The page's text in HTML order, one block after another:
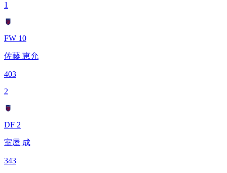
1
FW 10
佐藤 恵允
403
2
DF 2
室屋 成
343